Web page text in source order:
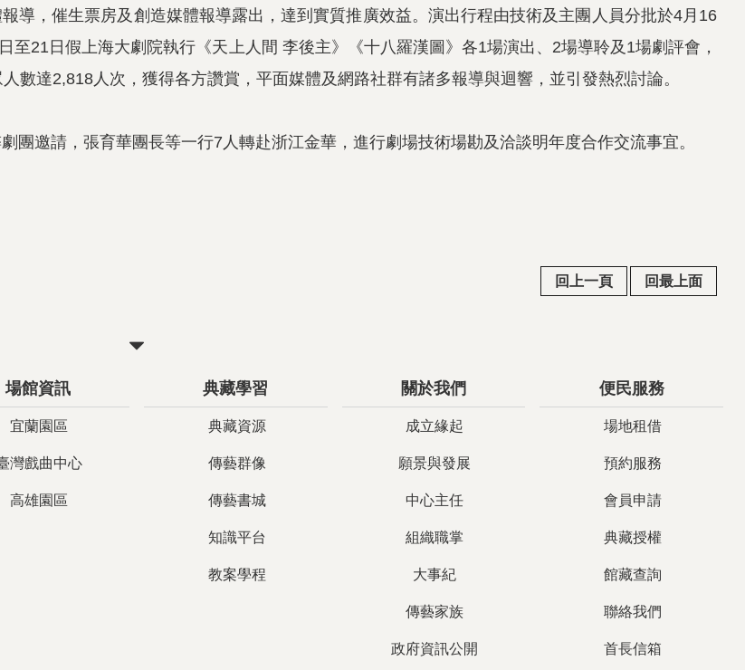
導，催生票房及創造媒體報導露出，達到實質推廣效益。演出行程由技術及主團人員分批於4月 16
日至21 日假上海大劇院執行《天上人間 李後主》《十八羅漢圖》各1場演出、 2場導聆及 1場劇評會，
數達2,818人次，獲得各方讚賞，平面媒體及網路社群有諸多報導與迴響，並引發熱烈討論。
團邀請，張育華團長等一行7 人轉赴浙江金華，進行劇場技術場勘及洽談明年度合作交流事宜。
回上一頁 回最上面
場館資訊
宜蘭園區
灣戲曲中心
高雄園區
典藏學習
典藏資源
傳藝群像
傳藝書城
知識平台
教案學程
關於我們
成立緣起
願景與發展
中心主任
組織職掌
大事紀
傳藝家族
政府資訊公開
便民服務
場地租借
預約服務
會員申請
典藏授權
館藏查詢
聯絡我們
首長信箱